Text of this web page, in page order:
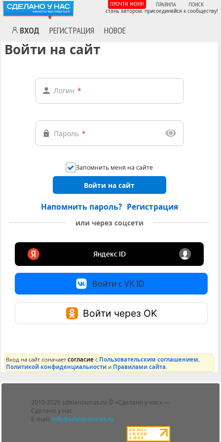
ВХОД РЕГИСТРАЦИЯ НОВОЕ
ПРОЧТИ МЕНЯ! ПРАВИЛА ПОИСК
стань автором. присоединяйся к сообществу!
Войти на сайт
Логин *
Пароль *
Запомнить меня на сайте
Войти на сайт
Напомнить пароль? Регистрация
или через соцсети
Войти с VK ID
Войти через OK
Вход на сайт означаетсогласие с Пользовательским соглашением,
Политикой конфиденциальности и Правилами сайта
2010-2026 sdelanounas.ru © «Сделано у нас» —
Сделано у нас
E-mail: info@sdelanounas.ru
Блоги
Люди
Политика